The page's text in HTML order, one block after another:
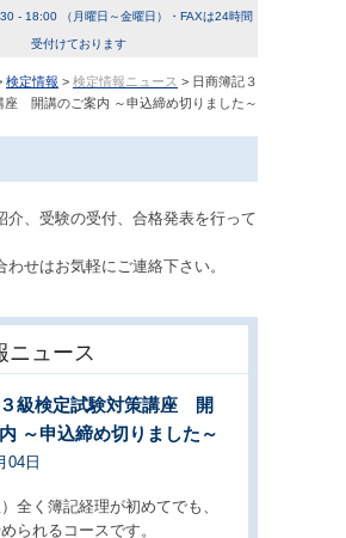
- 18:00 （月曜日～金曜日）・FAXは24時間
受付けております
検定情報 > 検定情報ニュース > 日商簿記３
座 開講のご案内 ～申込締め切りました～
介、受験の受付、合格発表を行って
わせはお気軽にご連絡下さい。
ニュース
３級検定試験対策講座 開
～申込締め切りました～
04日
）全く簿記経理が初めてでも、
られるコースです。